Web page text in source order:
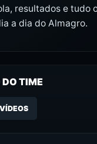
resultados e tudo
a dia do Almagro.
TIME
VÍDEOS